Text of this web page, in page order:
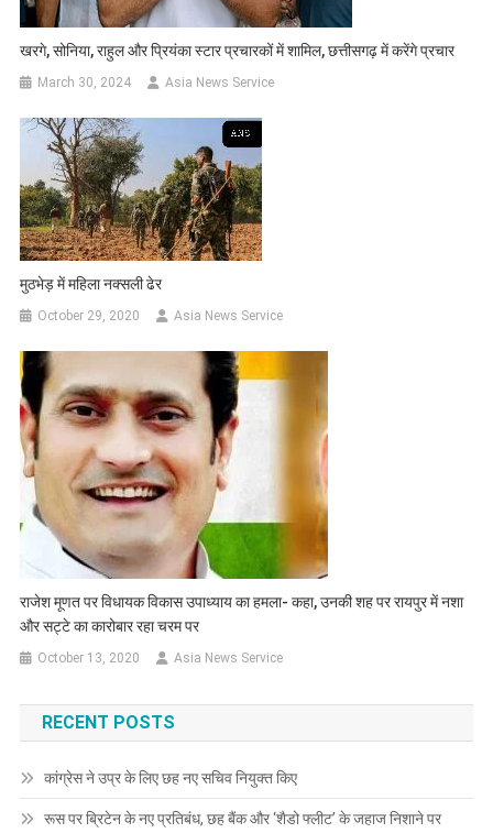
खरगे, सोनिया, राहुल और प्रियंका स्टार प्रचारकों में शामिल, छत्तीसगढ़ में करेंगे प्रचार
March 30, 2024 Asia News Service
मुठभेड़ में महिला नक्सली ढेर
October 29, 2020 Asia News Service
राजेश मूणत पर विधायक विकास उपाध्याय का हमला- कहा, उनकी शह पर रायपुर में नशा
और सट्टे का कारोबार रहा चरम पर
October 13, 2020 Asia News Service
RECENT POSTS
कांग्रेस ने उप्र के लिए छह नए सचिव नियुक्त किए
रूस पर ब्रिटेन के नए प्रतिबंध, छह बैंक और ‘शैडो फ्लीट’ के जहाज निशाने पर